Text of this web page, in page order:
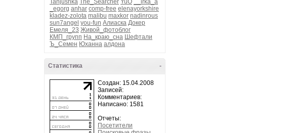
Tanjushka The_Searcher YuO
__irka_a
_egorg anhar comp-free elenayorkshire
kladez-zolota malibu maxkor nadinrous
sun7angel you-fun Алиаска Докер
Емеля_23 Живой_фотоблог
КМП_групп На_краю_сна Шефтали
Ъ_Семен Юханна алдона
-
Статистика
Создан: 15.04.2008
Записей:
Комментариев:
Написано: 1581
Отчеты:
Посетители